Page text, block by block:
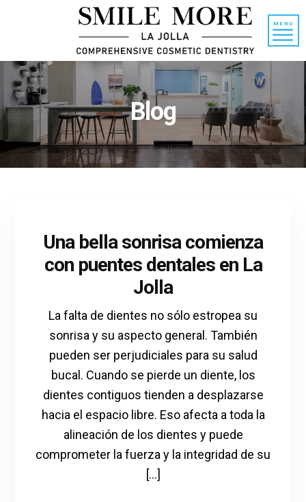
MENU
Blog
Una bella sonrisa comienza
con puentes dentales en La
Jolla
La falta de dientes no sólo estropea su
sonrisa y su aspecto general. También
pueden ser perjudiciales para su salud
bucal. Cuando se pierde un diente, los
dientes contiguos tienden a desplazarse
hacia el espacio libre. Eso afecta a toda la
alineación de los dientes y puede
comprometer la fuerza y la integridad de su
[...]